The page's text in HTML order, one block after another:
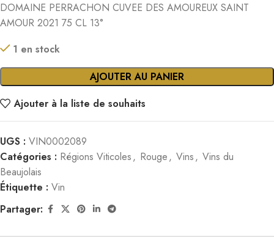
DOMAINE PERRACHON CUVEE DES AMOUREUX SAINT
AMOUR 2021 75 CL 13°
1 en stock
AJOUTER AU PANIER
Ajouter à la liste de souhaits
UGS : VIN0002089
Catégories : Régions Viticoles, Rouge, Vins, Vins du
Beaujolais
Étiquette : Vin
Partager: